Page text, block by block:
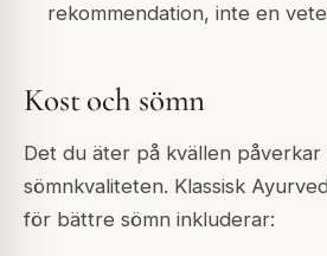
rekommendation, inte en
Kost och sömn
Det du äter på kvällen påverkar
sömnkvaliteten. Klassisk
för bättre sömn inkluderar: